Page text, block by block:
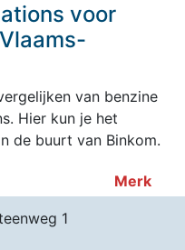
voor
van benzine
Hier kun je het
de buurt van Binkom.
Merk
1